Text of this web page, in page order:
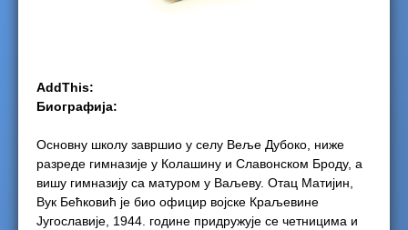
AddThis:
Биографија:
Основну школу завршио у селу Веље Дубоко, ниже
разреде гимназије у Колашину и Славонском Броду, а
вишу гимназију са матуром у Ваљеву. Отац Матијин,
Вук Бећковић је био официр војске Краљевине
Југославије, 1944. године придружује се четницима и